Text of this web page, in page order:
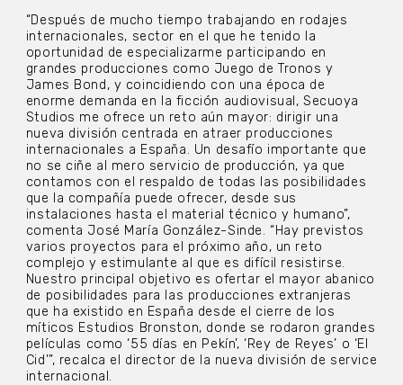
“Después de mucho tiempo trabajando en rodajes
internacionales, sector en el que he tenido la
oportunidad de especializarme participando en
grandes producciones como Juego de Tronos y
James Bond, y coincidiendo con una época de
enorme demanda en la ficción audiovisual, Secuoya
Studios me ofrece un reto aún mayor: dirigir una
nueva división centrada en atraer producciones
internacionales a España. Un desafío importante que
no se ciñe al mero servicio de producción, ya que
contamos con el respaldo de todas las posibilidades
que la compañía puede ofrecer, desde sus
instalaciones hasta el material técnico y humano”,
comenta José María González-Sinde. “Hay previstos
varios proyectos para el próximo año, un reto
complejo y estimulante al que es difícil resistirse.
Nuestro principal objetivo es ofertar el mayor abanico
de posibilidades para las producciones extranjeras
que ha existido en España desde el cierre de los
míticos Estudios Bronston, donde se rodaron grandes
películas como ‘55 días en Pekín’, ‘Rey de Reyes’ o ‘El
Cid’”, recalca el director de la nueva división de service
internacional.